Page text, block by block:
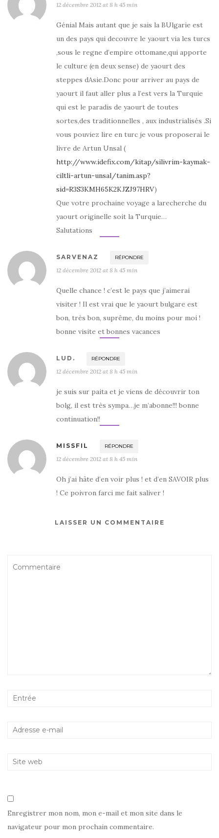
12 décembre 2012 at 8 h 45 min
Génial Mais autant que je sais la BUlgarie est
un des pays qui decouvre le yaourt via les turcs
,sous le regne d’empire ottomane,qui apporte
le culture (en deux sense) de yaourt des
steppes dAsie.Donc pour arriver au pays de
yaourt il faut aller plus a l’est vers la Turquie
qui est le paradis de yaourt de toutes
sortes,des traditionnelles , aux industrialisés .Si
vous pouviez lire en turc je vous proposerai le
livre de Artun Unsal (
http://www.idefix.com/kitap/silivrim-kaymak-
ciltli-artun-unsal/tanim.asp?
sid=R3S3KMH65K2KJZJ97HRV)
Que votre prochaine voyage a larecherche du
yaourt originelle soit la Turquie…
Salutations
SARVENAZ RÉPONDRE
12 décembre 2012 at 8 h 45 min
Quelle chance ! c’est le pays que j’aimerai
visiter ! Il est vrai que le yaourt bulgare est
bon, très bon, suprême, du moins pour moi !
bonne visite et bonnes vacances
LUD. RÉPONDRE
12 décembre 2012 at 8 h 45 min
je suis sur paita et je viens de découvrir ton
bolg, il est très sympa…je m’abonne!!! bonne
continuation!!
MISSFIL RÉPONDRE
12 décembre 2012 at 8 h 45 min
Oh j’ai hâte d’en voir plus ! et d’en SAVOIR plus
! Ce poivron farci me fait saliver !
LAISSER UN COMMENTAIRE
Enregistrer mon nom, mon e-mail et mon site dans le
navigateur pour mon prochain commentaire.